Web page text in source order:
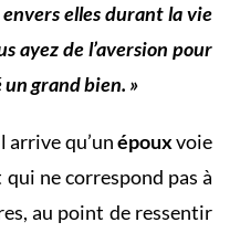
envers elles durant la vie
ayez de l’aversion pour
un grand bien. »
arrive qu’unépouxvoie
qui ne correspond pas à
au point de ressentir